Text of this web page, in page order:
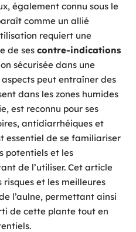
également connu sous le
comme un allié
requiert une
de ses contre-indications
sécurisée dans une
peut entraîner des
dans les zones humides
est reconnu pour ses
antidiarrhéiques et
essentiel de se familiariser
potentiels et les
de l’utiliser. Cet article
et les meilleures
l’aulne, permettant ainsi
de cette plante tout en